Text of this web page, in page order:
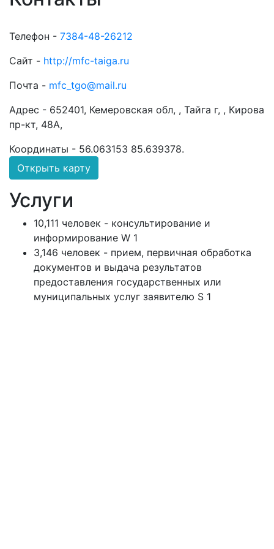
Телефон - 7384-48-26212
Сайт - http://mfc-taiga.ru
Почта - mfc_tgo@mail.ru
Адрес - 652401, Кемеровская обл, , Тайга г, , Кирова
пр-кт, 48А,
Координаты - 56.063153 85.639378.
Открыть карту
Услуги
10,111 человек - консультирование и
информирование W 1
3,146 человек - прием, первичная обработка
документов и выдача результатов
предоставления государственных или
муниципальных услуг заявителю S 1